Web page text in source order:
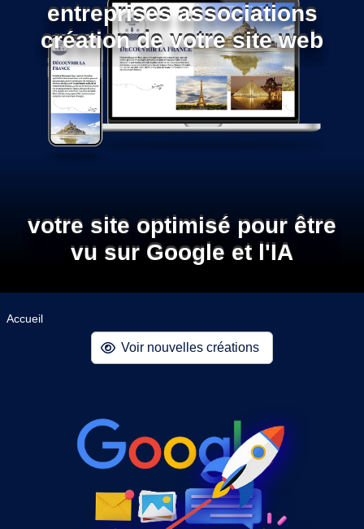
votre site optimisé pour être
vu sur Google et l'IA
entreprises associations
création de votre site web
Accueil
Voir nouvelles créations